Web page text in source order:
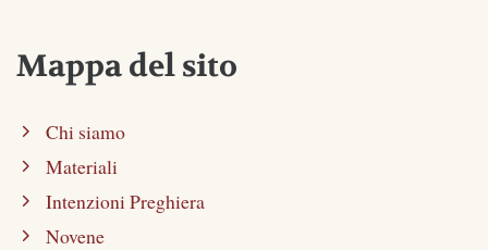
Mappa del sito
Chi siamo
Materiali
Intenzioni Preghiera
Novene